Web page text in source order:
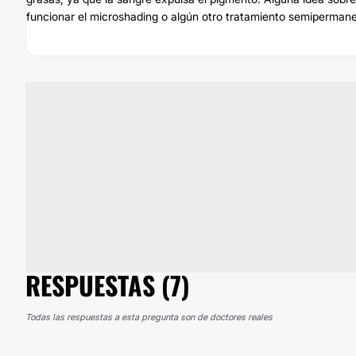
funcionar el microshading o algún otro tratamiento
RESPUESTAS (7)
Todas las respuestas a esta pregunta son de doctores reales